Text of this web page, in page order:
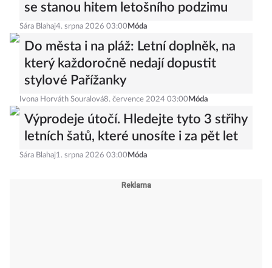
se stanou hitem letošního podzimu
Sára Blahaj4. srpna 2026 03:00 Móda
Do města i na pláž: Letní doplněk, na
který každoročně nedají dopustit
stylové Pařížanky
Ivona Horváth Souralová8. července 2024 03:00 Móda
Výprodeje útočí. Hledejte tyto 3 střihy
letních šatů, které unosíte i za pět let
Sára Blahaj1. srpna 2026 03:00 Móda